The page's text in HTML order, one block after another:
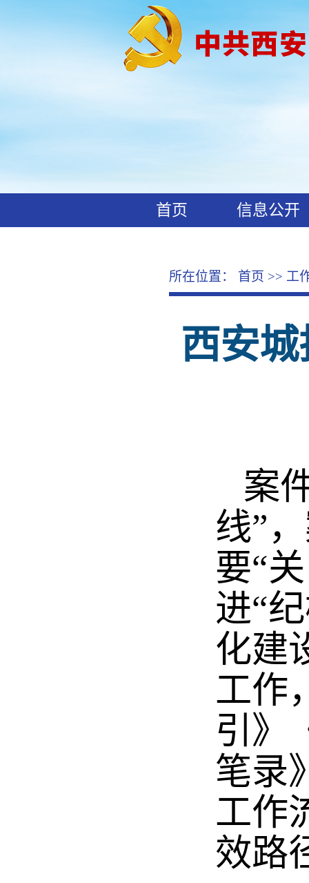
首页
信息公开
所在位置： 首页 >> 工
西安
案
线”
要“
进“
化建
工作
引》
笔录
工作
效路